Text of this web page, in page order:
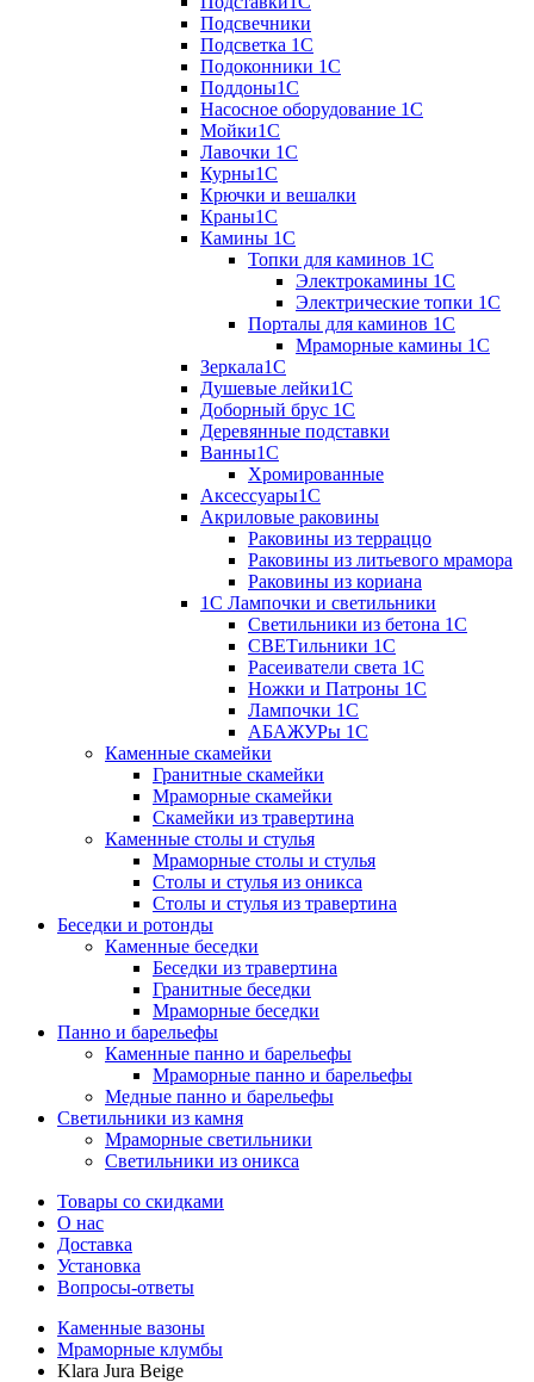
Подсвечники
Подсветка 1С
Подоконники 1С
Поддоны1С
Насосное оборудование 1С
Мойки1С
Лавочки 1С
Курны1С
Крючки и вешалки
Краны1С
Камины 1C
Топки для каминов 1C
Электрокамины 1С
Электрические топки 1C
Порталы для каминов 1С
Мраморные камины 1C
Зеркала1С
Душевые лейки1С
Доборный брус 1С
Деревянные подставки
Ванны1С
Хромированные
Аксессуары1С
Акриловые раковины
Раковины из терраццо
Раковины из литьевого мрамора
Раковины из кориана
1С Лампочки и светильники
Светильники из бетона 1С
СВЕТильники 1С
Расеиватели света 1С
Ножки и Патроны 1С
Лампочки 1С
АБАЖУРы 1С
Каменные скамейки
Гранитные скамейки
Мраморные скамейки
Скамейки из травертина
Каменные столы и стулья
Мраморные столы и стулья
Столы и стулья из оникса
Столы и стулья из травертина
Беседки и ротонды
Каменные беседки
Беседки из травертина
Гранитные беседки
Мраморные беседки
Панно и барельефы
Каменные панно и барельефы
Мраморные панно и барельефы
Медные панно и барельефы
Светильники из камня
Мраморные светильники
Светильники из оникса
Товары со скидками
О нас
Доставка
Установка
Вопросы-ответы
Каменные вазоны
Мраморные клумбы
Klara Jura Beige